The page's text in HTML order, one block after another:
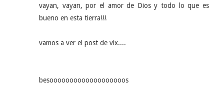
vayan, vayan, por el amor de Dios y todo lo que es
bueno en esta tierra!!!
vamos a ver el post de vix....
besooooooooooooooooooos